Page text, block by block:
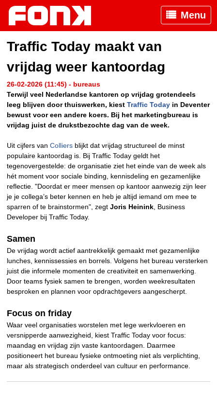
Menu
Traffic Today maakt van
vrijdag weer kantoordag
26-02-2026 (11:45) - bureaus
Terwijl veel Nederlandse kantoren op vrijdag grotendeels
leeg blijven door thuiswerken, kiest Traffic Today in Deventer
bewust voor een andere koers. Bij het marketingbureau is
vrijdag juist de drukstbezochte dag van de week.
Uit cijfers van Colliers blijkt dat vrijdag structureel de minst
populaire kantoordag is. Bij Traffic Today geldt het
tegenovergestelde: de organisatie ziet het einde van de week als
hét moment voor sociale binding, kennisdeling en gezamenlijke
reflectie. "Doordat er meer mensen op kantoor aanwezig zijn leer
je je collega’s beter kennen en heb je altijd iemand om mee te
sparren of te brainstormen", zegt Joris Heinink , Business
Developer bij Traffic Today.
Samen
De vrijdag wordt actief aantrekkelijk gemaakt met gezamenlijke
lunches, kennissessies en borrels. Volgens het bureau versterken
juist die informele momenten de creativiteit en samenwerking.
Door teams fysiek samen te brengen, worden weekresultaten
besproken en plannen voor opdrachtgevers aangescherpt.
Focus on friday
Waar veel organisaties worstelen met lege werkvloeren en
versnipperde aanwezigheid, kiest Traffic Today voor focus:
maandag en vrijdag zijn vaste kantoordagen. Daarmee
positioneert het bureau fysieke ontmoeting niet als verplichting,
maar als strategisch onderdeel van cultuur en performance.